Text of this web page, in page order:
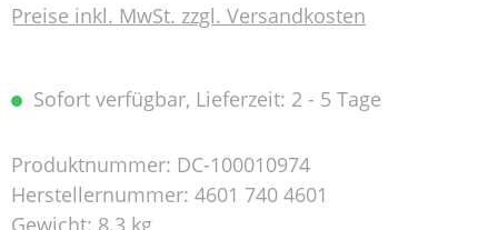
Preise inkl. MwSt. zzgl. Versandkosten
Sofort verfügbar, Lieferzeit: 2 - 5 Tage
Produktnummer: DC-100010974
Herstellernummer: 4601 740 4601